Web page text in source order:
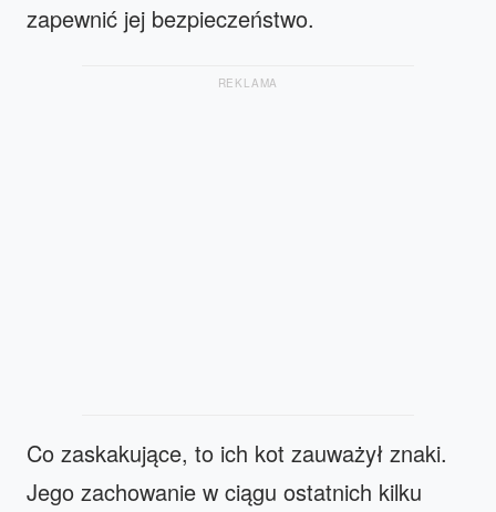
zapewnić jej bezpieczeństwo.
REKLAMA
Co zaskakujące, to ich kot zauważył znaki.
Jego zachowanie w ciągu ostatnich kilku